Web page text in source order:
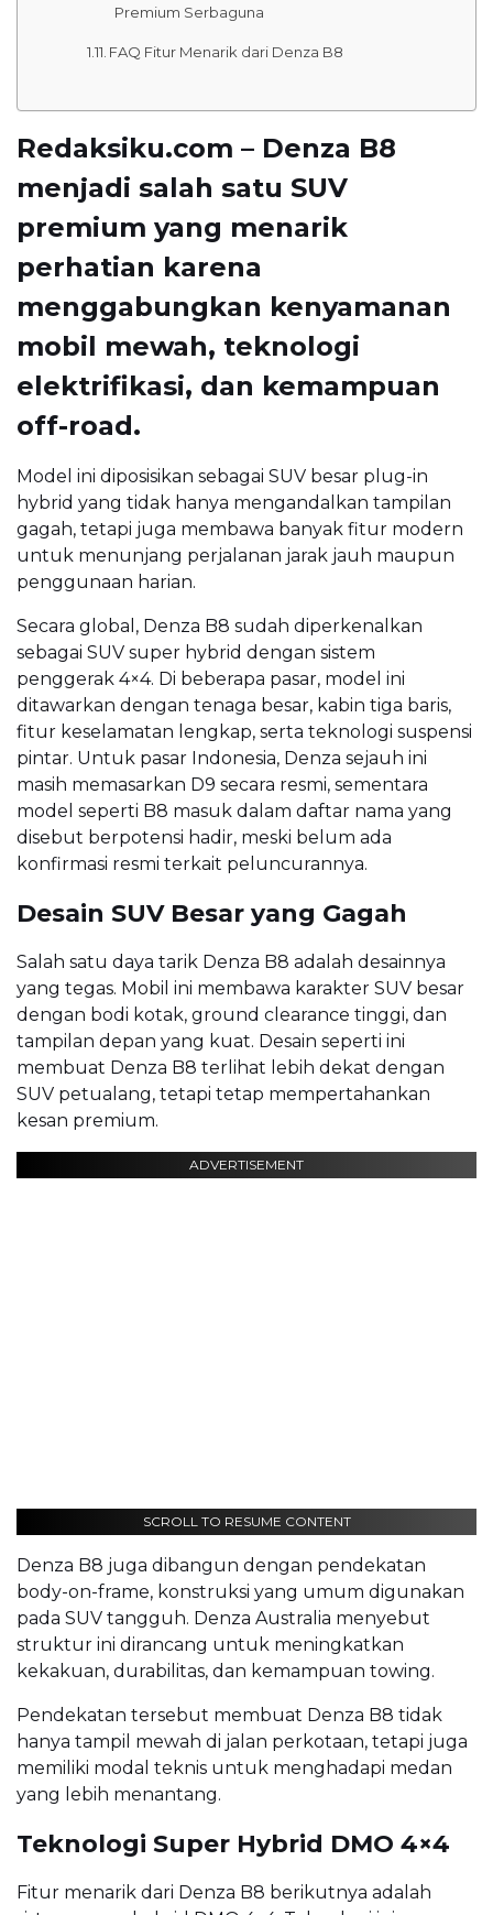
Premium Serbaguna
FAQ Fitur Menarik dari Denza B8
Redaksiku.com – Denza B8
menjadi salah satu SUV
premium yang menarik
perhatian karena
menggabungkan kenyamanan
mobil mewah, teknologi
elektrifikasi, dan kemampuan
off-road.
Model ini diposisikan sebagai SUV besar plug-in
hybrid yang tidak hanya mengandalkan tampilan
gagah, tetapi juga membawa banyak fitur modern
untuk menunjang perjalanan jarak jauh maupun
penggunaan harian.
Secara global, Denza B8 sudah diperkenalkan
sebagai SUV super hybrid dengan sistem
penggerak 4×4. Di beberapa pasar, model ini
ditawarkan dengan tenaga besar, kabin tiga baris,
fitur keselamatan lengkap, serta teknologi suspensi
pintar. Untuk pasar Indonesia, Denza sejauh ini
masih memasarkan D9 secara resmi, sementara
model seperti B8 masuk dalam daftar nama yang
disebut berpotensi hadir, meski belum ada
konfirmasi resmi terkait peluncurannya.
Desain SUV Besar yang Gagah
Salah satu daya tarik Denza B8 adalah desainnya
yang tegas. Mobil ini membawa karakter SUV besar
dengan bodi kotak, ground clearance tinggi, dan
tampilan depan yang kuat. Desain seperti ini
membuat Denza B8 terlihat lebih dekat dengan
SUV petualang, tetapi tetap mempertahankan
kesan premium.
ADVERTISEMENT
SCROLL TO RESUME CONTENT
Denza B8 juga dibangun dengan pendekatan
body-on-frame, konstruksi yang umum digunakan
pada SUV tangguh. Denza Australia menyebut
struktur ini dirancang untuk meningkatkan
kekakuan, durabilitas, dan kemampuan towing.
Pendekatan tersebut membuat Denza B8 tidak
hanya tampil mewah di jalan perkotaan, tetapi juga
memiliki modal teknis untuk menghadapi medan
yang lebih menantang.
Teknologi Super Hybrid DMO 4×4
Fitur menarik dari Denza B8 berikutnya adalah